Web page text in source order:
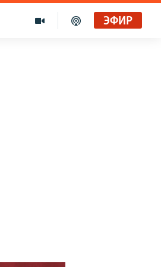
ЭФИР